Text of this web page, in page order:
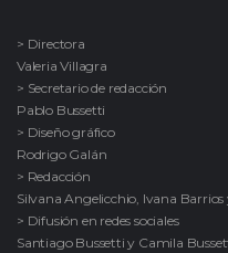
> Directora
Valeria Villagra
> Secretario de redacción
Pablo Bussetti
> Diseño gráfico
Rodrigo Galán
> Redacción
Silvana Angelicchio, Ivana
> Difusión en redes sociales
Santiago Bussetti y Camila